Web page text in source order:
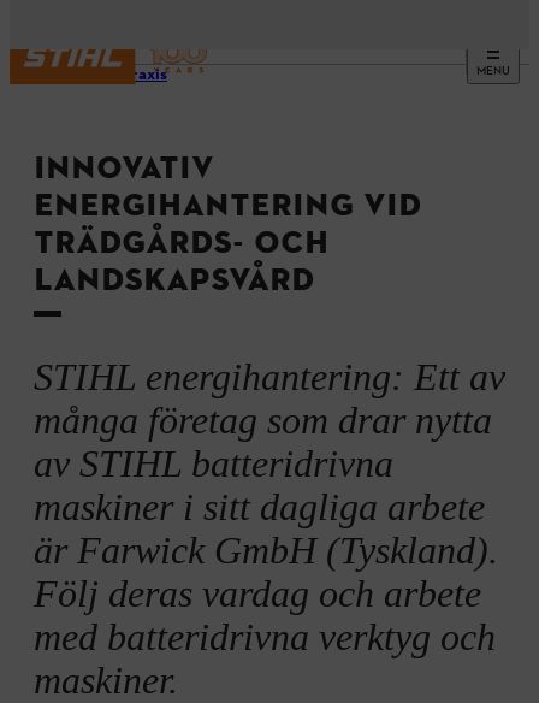
MENU
Bästa praxis
INNOVATIV
ENERGIHANTERING VID
TRÄDGÅRDS- OCH
LANDSKAPSVÅRD
STIHL energihantering: Ett av
många företag som drar nytta
av STIHL batteridrivna
maskiner i sitt dagliga arbete
är Farwick GmbH (Tyskland).
Följ deras vardag och arbete
med batteridrivna verktyg och
maskiner.